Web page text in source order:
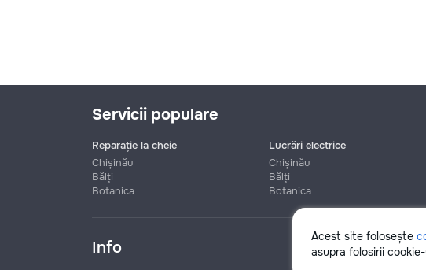
Acest site folosește
asupra folosirii
Servicii populare
Reparație la cheie
Chișinău
Bălți
Botanica
Lucrări electrice
Chișinău
Bălți
Botanica
Info